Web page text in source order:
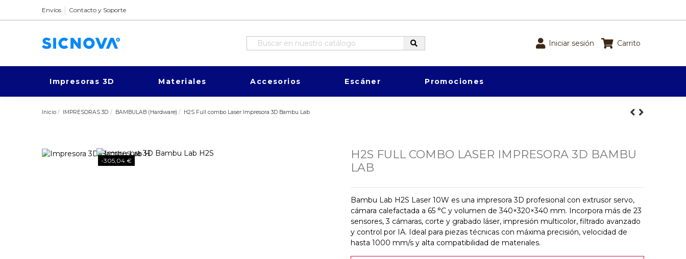
Envíos Contacto y Soporte
Iniciar sesión Carrito
Impresoras 3D Materiales Accesorios Escáner Promociones
Inicio IMPRESORAS 3D BAMBULAB (Hardware) H2S Full combo Laser Impresora 3D Bambu Lab
-305,04 €
H2S FULL COMBO LASER IMPRESORA 3D BAMBU
LAB
Bambu Lab H2S Laser 10W es una impresora 3D profesional con extrusor servo,
cámara calefactada a 65 °C y volumen de 340×320×340 mm. Incorpora más de 23
sensores, 3 cámaras, corte y grabado láser, impresión multicolor, filtrado avanzado
y control por IA. Ideal para piezas técnicas con máxima precisión, velocidad de
hasta 1000 mm/s y alta compatibilidad de materiales.